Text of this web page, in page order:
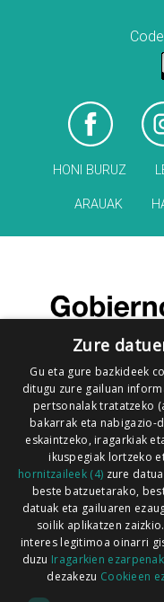
HONI BURUZ
ARAUAK
Zure
Gu eta gure bazkideek
ditugu zure gailuan
pertsonalak tratatzeko
bakarrak eta nabigazio-
eskaintzeko, iragarkiak
ikuspegiak lortzeko
hornitzaileek (4) zure
beste batzuetarako,
datuak eta gailuaren
soilik aplikatzen
interes legitimoa oinarri
duzu Iragarkien ezarpenak
dezakezu Cookieen